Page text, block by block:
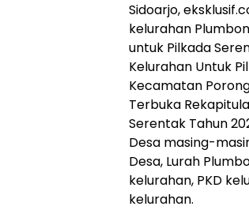
Sidoarjo,
kelurahan
untuk Pilkada
Kelurahan Untuk
Kecamatan
Terbuka
Serentak Tahun
Desa masing-
Desa, Lurah
kelurahan, PKD
kelurahan.